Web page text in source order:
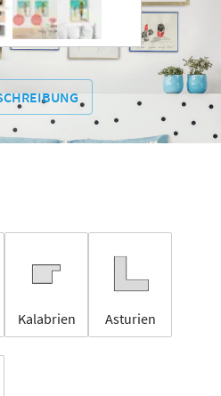
Kalabrien Asturien